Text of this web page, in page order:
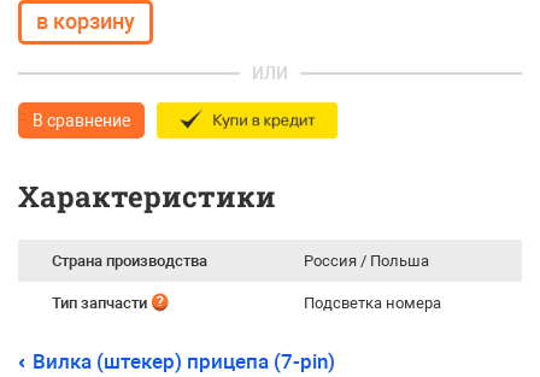
ИЛИ
В сравнение
Характеристики
Страна производства Россия / Польша
Тип запчасти Подсветка номера
Вилка (штекер) прицепа (7-pin)